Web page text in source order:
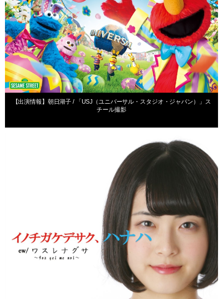
【出演情報】朝日湖子 / 「USJ（ユニバーサル・スタジオ・ジャパン）」ス
チール撮影